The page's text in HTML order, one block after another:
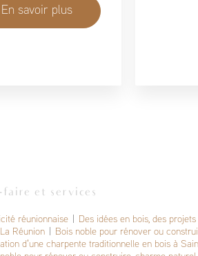
En savoir plus
et services
réunionnaise| Des idées en bois, des
Réunion|
Bois noble pour rénover ou
d'une charpente traditionnelle en bois à